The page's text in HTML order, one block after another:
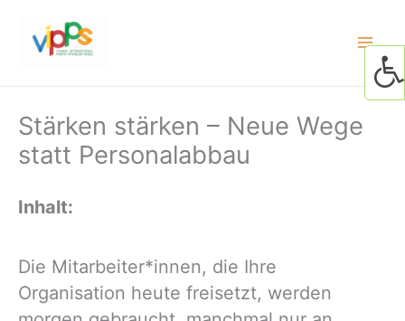
Stärken stärken – Neue Wege
statt Personalabbau
Inhalt:
Die Mitarbeiter*innen, die Ihre
Organisation heute freisetzt, werden